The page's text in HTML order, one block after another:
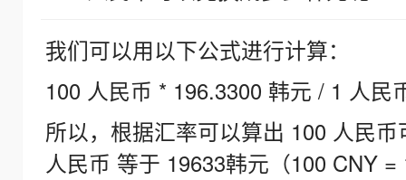
我们可以用以下公式进行计算：
100 人民币 * 196.3300 韩元 / 1 人民
所以，根据汇率可以算出 100 人民
人民币 等于 19633韩元（100 CNY =